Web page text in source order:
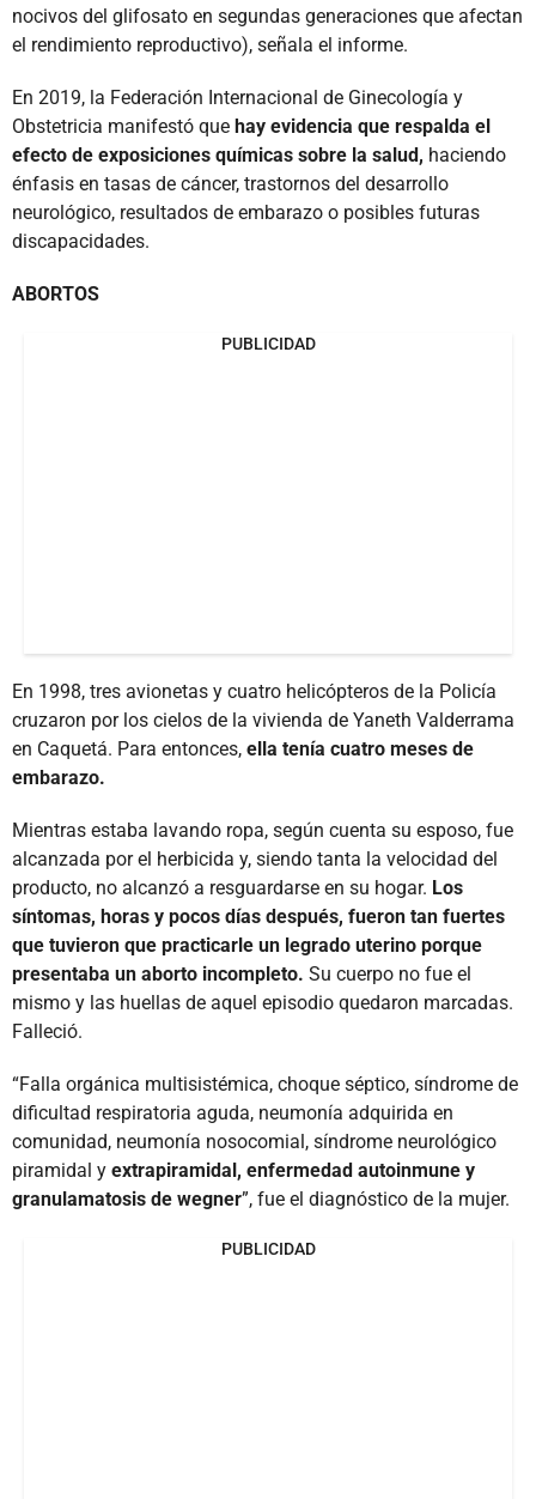
nocivos del glifosato en segundas generaciones que afectan
el rendimiento reproductivo), señala el informe.
En 2019, la Federación Internacional de Ginecología y
Obstetricia manifestó que hay evidencia que respalda el
efecto de exposiciones químicas sobre la salud, haciendo
énfasis en tasas de cáncer, trastornos del desarrollo
neurológico, resultados de embarazo o posibles futuras
discapacidades.
ABORTOS
PUBLICIDAD
En 1998, tres avionetas y cuatro helicópteros de la Policía
cruzaron por los cielos de la vivienda de Yaneth Valderrama
en Caquetá. Para entonces, ella tenía cuatro meses de
embarazo.
Mientras estaba lavando ropa, según cuenta su esposo, fue
alcanzada por el herbicida y, siendo tanta la velocidad del
producto, no alcanzó a resguardarse en su hogar. Los
síntomas, horas y pocos días después, fueron tan fuertes
que tuvieron que practicarle un legrado uterino porque
presentaba un aborto incompleto. Su cuerpo no fue el
mismo y las huellas de aquel episodio quedaron marcadas.
Falleció.
“Falla orgánica multisistémica, choque séptico, síndrome de
dificultad respiratoria aguda, neumonía adquirida en
comunidad, neumonía nosocomial, síndrome neurológico
piramidal y extrapiramidal, enfermedad autoinmune y
granulamatosis de wegner”, fue el diagnóstico de la mujer.
PUBLICIDAD